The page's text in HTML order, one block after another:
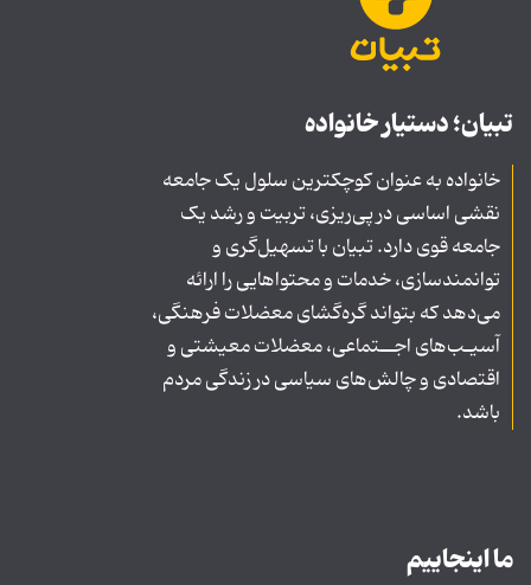
تبیان؛ دستیار خانواده
خانواده به عنوان کوچکترین سلول یک جامعه
نقشی اساسی در پی‌ریزی، تربیت و رشد یک
جامعه قوی دارد. تبیان با تسهیل‌گری و
توانمندسازی، خدمات و محتواهایی را ارائه
می‌دهد که بتواند گره‌گشای معضلات فرهنگی،
آسیـب‌های اجــتماعی، معضلات معیشتی و
اقتصادی و چالش‌های سیاسی در زندگی مردم
باشد.
ما اینجاییم